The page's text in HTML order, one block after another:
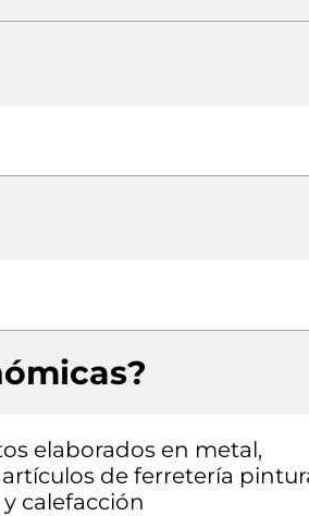
elaborados en metal,
de ferretería
calefacción